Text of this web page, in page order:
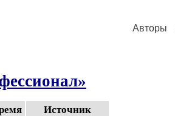
Авторы
Источник